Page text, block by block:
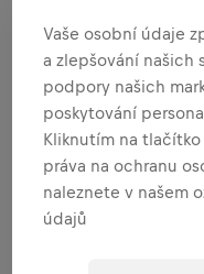
0,00 US$ VYBRÁNO Z
PŘEHLED PŘÍSPĚVKŮ
Přispěj ke změně!
na výzkum poranění
HISTORIE
Vaše osobní údaje
a zlepšování našich
podpory našich
poskytování
Kliknutím na
práva na ochranu
naleznete v našem
údajů